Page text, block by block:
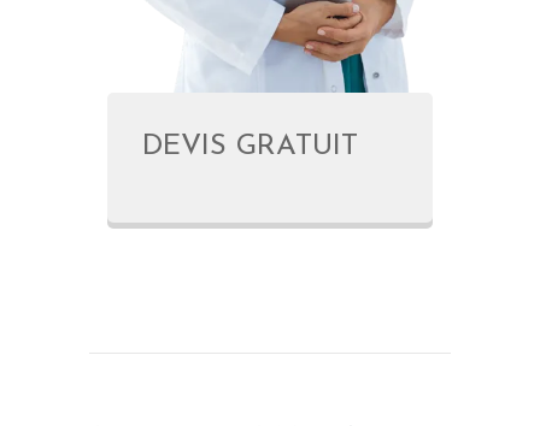
DEVIS GRATUIT